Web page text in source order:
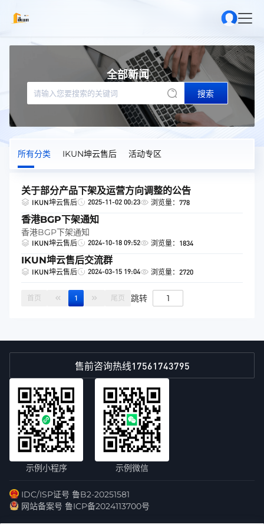
全部新闻
搜索
所有分类 IKUN坤云售后 活动专区
关于部分产品下架及运营方向调整的公告
IKUN坤云售后 2025-11-02 00:23 浏览量：778
香港BGP下架通知
香港BGP下架通知
IKUN坤云售后 2024-10-18 09:52 浏览量：1834
IKUN坤云售后交流群
IKUN坤云售后 2024-03-15 19:04 浏览量：2720
首页 1 尾页 跳转
售前咨询热线17561743795
示例小程序 示例微信
IDC/ISP证号 鲁B2-20251581
网站备案号 鲁ICP备2024113700号